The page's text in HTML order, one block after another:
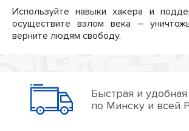
Используйте навыки хакера и
осуществите взлом века –
верните людям свободу.
Быстрая и
по Минску и всей